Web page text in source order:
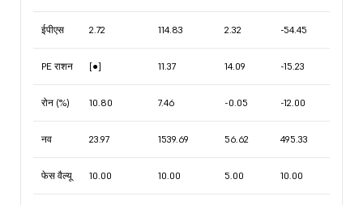
ईपीएस 2.72 114.83 2.32 -54.45
PE राशन [●] 11.37 14.09 -15.23
रोन (%) 10.80 7.46 -0.05 -12.00
नव 23.97 1539.69 56.62 495.33
फेस वैल्यू 10.00 10.00 5.00 10.00